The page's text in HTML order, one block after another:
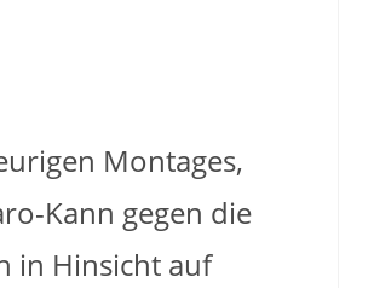
Montages,
Kann gegen die
in Hinsicht auf